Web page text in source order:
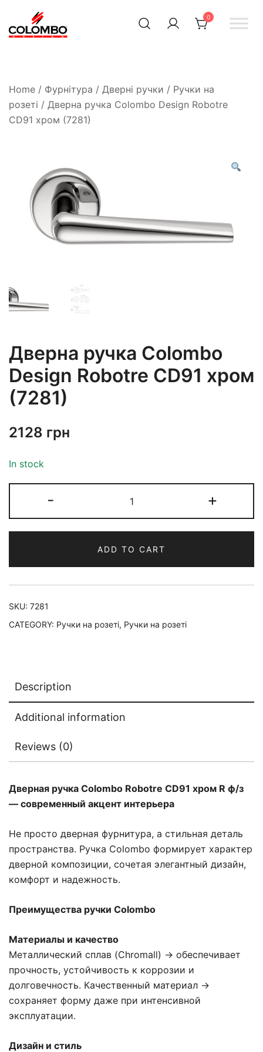
0
Home / Фурнітура / Дверні ручки / Ручки на
розеті / Дверна ручка Colombo Design Robotre
CD91 хром (7281)
Дверна ручка Colombo
Design Robotre CD91 хром
(7281)
2128 грн
In stock
- +
ADD TO CART
SKU: 7281
CATEGORY: Ручки на розеті, Ручки на розеті
Description
Additional information
Reviews (0)
Дверная ручка Colombo Robotre CD91 хром R ф/з
— современный акцент интерьера
Не просто дверная фурнитура, а стильная деталь
пространства. Ручка Colombo формирует характер
дверной композиции, сочетая элегантный дизайн,
комфорт и надежность.
Преимущества ручки Colombo
Материалы и качество
Металлический сплав (Chromall) → обеспечивает
прочность, устойчивость к коррозии и
долговечность. Качественный материал →
сохраняет форму даже при интенсивной
эксплуатации.
Дизайн и стиль